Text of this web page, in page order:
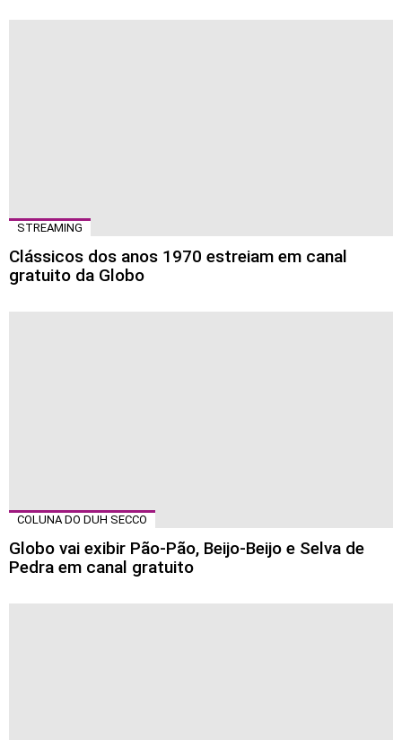
STREAMING
Clássicos dos anos 1970 estreiam em canal
gratuito da Globo
COLUNA DO DUH SECCO
Globo vai exibir Pão-Pão, Beijo-Beijo e Selva de
Pedra em canal gratuito